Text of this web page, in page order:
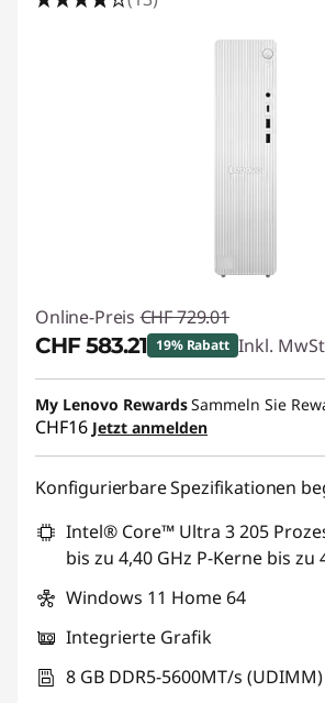
Online-Preis CHF 729.01
CHF 583.21 19% Rabatt Inkl.
eCoupon-Rabatt :-CHF 145.80
eCoupon :SALES
My Lenovo RewardsSammeln Sie
CHF16 Jetzt anmelden
Konfigurierbare Spezifikationen
Intel® Core™ Ultra 3 205
bis zu 4,40 GHz P-Kerne bis zu
Windows 11 Home 64
Integrierte Grafik
8 GB DDR5-5600MT/s (UDIMM)